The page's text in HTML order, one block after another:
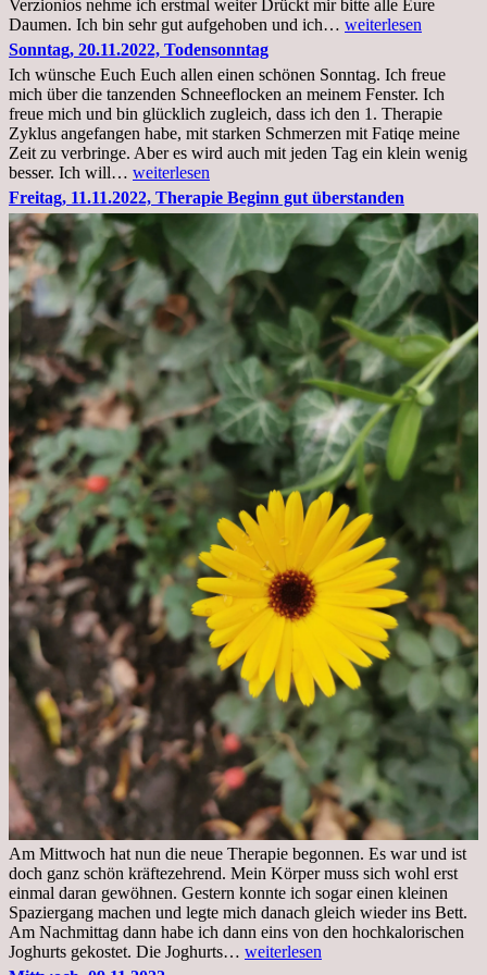
Verzionios nehme ich erstmal weiter Drückt mir bitte alle Eure
Daumen. Ich bin sehr gut aufgehoben und ich… Mittwoch.
Krankenhaus
stationär
weiterlesen
Sonntag, 20.11.2022, Todensonntag
Ich wünsche Euch Euch allen einen schönen Sonntag. Ich freue
mich über die tanzenden Schneeflocken an meinem Fenster. Ich
freue mich und bin glücklich zugleich, dass ich den 1. Therapie
Zyklus angefangen habe, mit starken Schmerzen mit Fatiqe meine
Zeit zu verbringe. Aber es wird auch mit jeden Tag ein klein wenig
besser. Ich will… Sonntag,
20.11.2022,
Todensonntag
weiterlesen
Freitag, 11.11.2022, Therapie Beginn gut überstanden
Am Mittwoch hat nun die neue Therapie begonnen. Es war und ist
doch ganz schön kräftezehrend. Mein Körper muss sich wohl erst
einmal daran gewöhnen. Gestern konnte ich sogar einen kleinen
Spaziergang machen und legte mich danach gleich wieder ins Bett.
Am Nachmittag dann habe ich dann eins von den hochkalorischen
Joghurts gekostet. Die Joghurts… Freitag,
weiterlesen